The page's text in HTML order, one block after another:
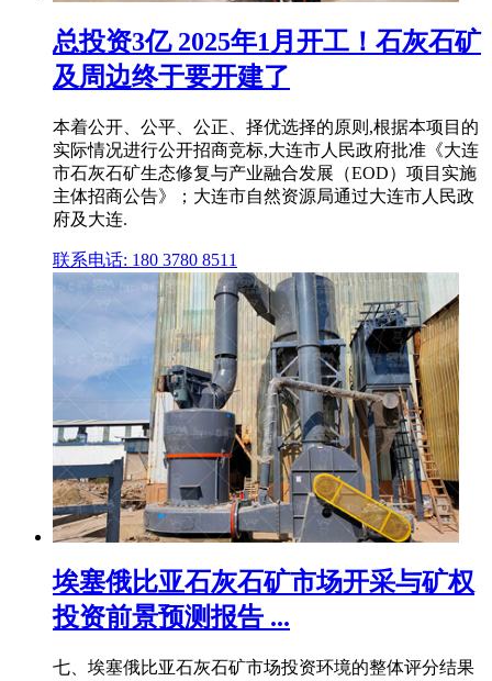
总投资3亿 2025年1月开工！石灰石矿
及周边终于要开建了
本着公开、公平、公正、择优选择的原则,根据本项目的
实际情况进行公开招商竞标,大连市人民政府批准《大连
市石灰石矿生态修复与产业融合发展（EOD）项目实施
主体招商公告》；大连市自然资源局通过大连市人民政
府及大连.
联系电话: 180 3780 8511
埃塞俄比亚石灰石矿市场开采与矿权
投资前景预测报告 ...
七、埃塞俄比亚石灰石矿市场投资环境的整体评分结果